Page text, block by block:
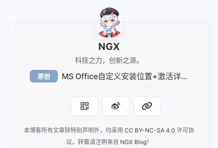
NGX
科技之力，创新之源。
原创 MS Office自定义安装位置+激活详细方法
本博客所有文章除特别声明外，均采用 CC BY-NC-SA 4.0 许可协
议。转载请注明来自 NGX Blog！